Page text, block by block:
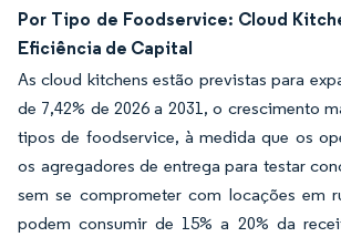
Por Tipo de Foodservice: Cloud
Eficiência de Capital
As cloud kitchens estão previstas para
de 7,42% de 2026 a 2031, o crescimento
tipos de foodservice, à medida que os
os agregadores de entrega para testar
sem se comprometer com locações em
podem consumir de 15% a 20% da